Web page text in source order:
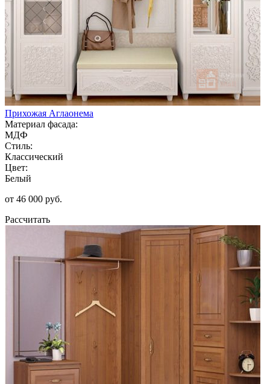
Прихожая Аглаонема
Материал фасада:
МДФ
Стиль:
Классический
Цвет:
Белый
от 46 000 руб.
Рассчитать